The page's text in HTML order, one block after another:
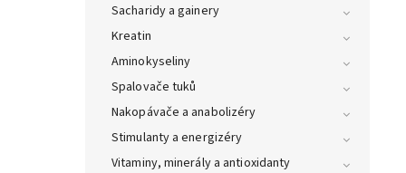
Sacharidy a gainery
Kreatin
Aminokyseliny
Spalovače tuků
Nakopávače a anabolizéry
Stimulanty a energizéry
Vitaminy, minerály a antioxidanty